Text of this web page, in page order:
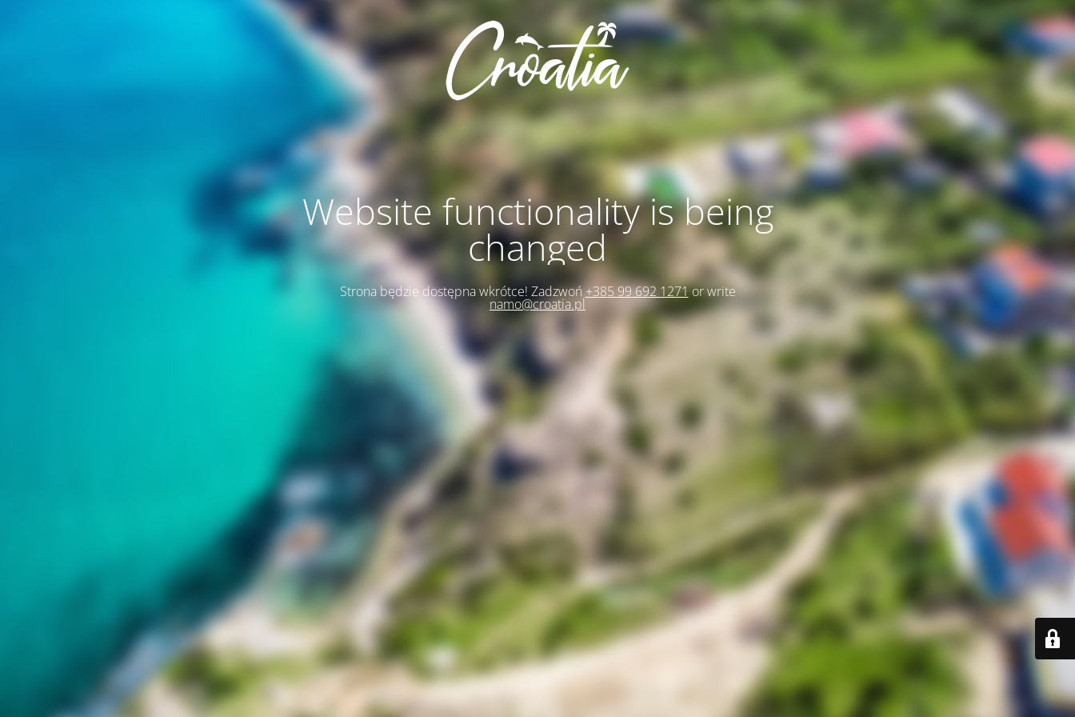
Website functionality is being
changed
Strona będzie dostępna wkrótce! Zadzwoń+385 99 692 1271or write
namo@croatia.pl